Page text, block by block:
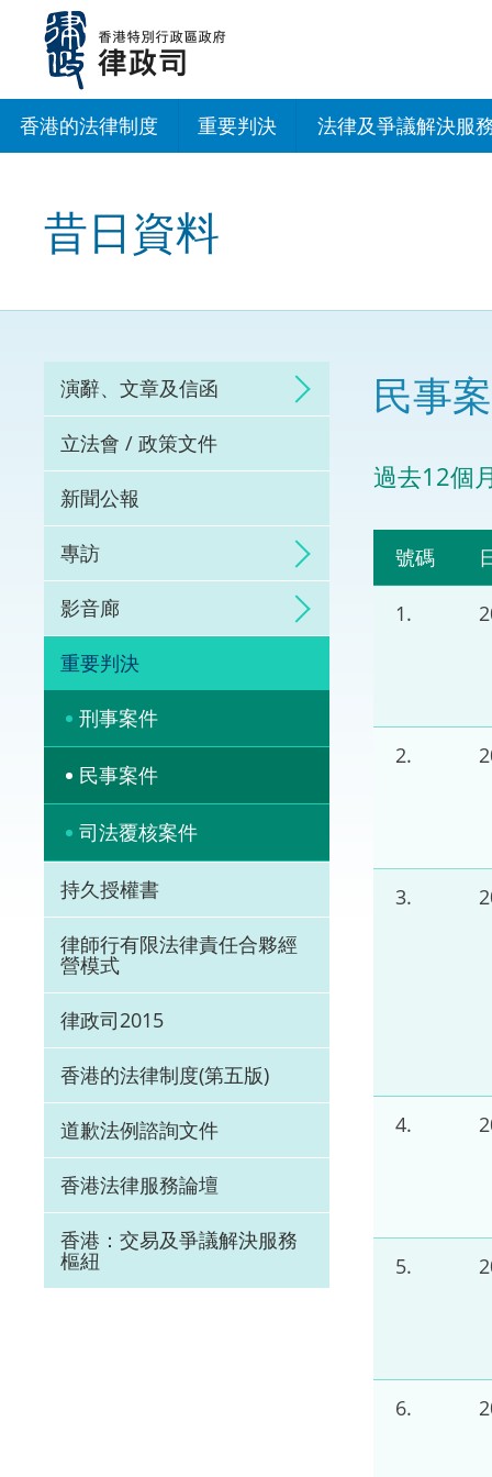
內
香港的法律制度 重要判決 法律及爭議解決服
訴訟
網上爭議解決及法
體育爭議解決先導
能力建設
法律樞紐
促成交易和爭議解
昔日資料
演辭、文章及信函
立法會 / 政策文件
新聞公報
專訪
影音廊
重要判決
刑事案件
民事案件
司法覆核案件
持久授權書
律師行有限法律責任合夥經
營模式
律政司2015
香港的法律制度(第五版)
道歉法例諮詢文件
香港法律服務論壇
香港：交易及爭議解決服務
樞紐
民事
過去12個
號碼
1.
2.
3.
4.
5.
6.